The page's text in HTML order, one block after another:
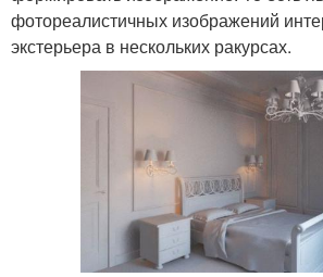
фотореалистичных изображений
экстерьера в нескольких ракурсах.